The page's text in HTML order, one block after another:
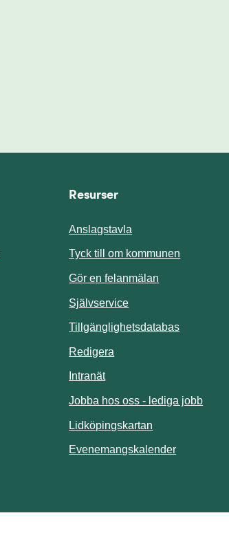
Resurser
Anslagstavla
Tyck till om kommunen Länk till
Gör en felanmälan
SjälvserviceLänk till annan
TillgänglighetsdatabasLänk till
Redigera
IntranätLänk till annan webbplats.
Jobba hos oss - lediga jobb
Lidköpingskartan
EvenemangskalenderLänk till